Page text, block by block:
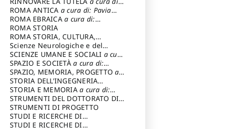
cura di: Pizzo Marco
Cicalò Enrico
ROMA ANTICA a cura di: Pavia
Carlo
ROMA EBRAICAa cura di:
Procaccia Claudio
ROMA STORIA
ROMA STORIA, CULTURA,
IMMAGINEa cura di: Fagiolo
Marcello
Scienze Neurologiche e del
Comportamento
SCIENZE UMANE E SOCIALI a cura
di: Iannizzi Salvatore
SPAZIO E SOCIETÀa cura di:
Cassetti Roberto
SPAZIO, MEMORIA, PROGETTOa
cura di: Rossi Massimo
STORIA DELL'INGEGNERIA
STRUTTURALE IN ITALIAa cura di:
Poretti Sergio
STORIA E MEMORIAa cura di:
Rossi Lauro
STRUMENTI DEL DOTTORATO DI
RICERCA IN RILIEVO E
RAPPRESENTAZIONE
DELL’ARCHITETTURA E
STRUMENTI DI PROGETTO
STUDI E RICERCHE DI
ARCHEOLOGIA IN SICILIA
STUDI E RICERCHE DI